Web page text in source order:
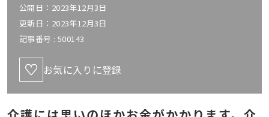
公開日：2023年12月3日
更新日：2023年12月3日
記事番号 : 500143
お気に入りに登録